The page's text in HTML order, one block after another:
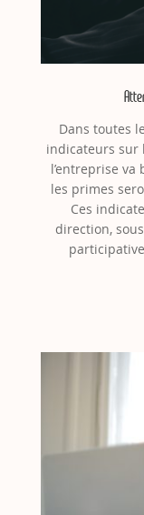
Dans toutes
indicateurs sur
l’entreprise
les primes
Ces
direction,